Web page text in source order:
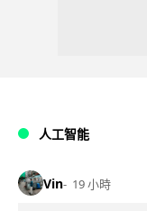
人工智能
Vin 19 小時